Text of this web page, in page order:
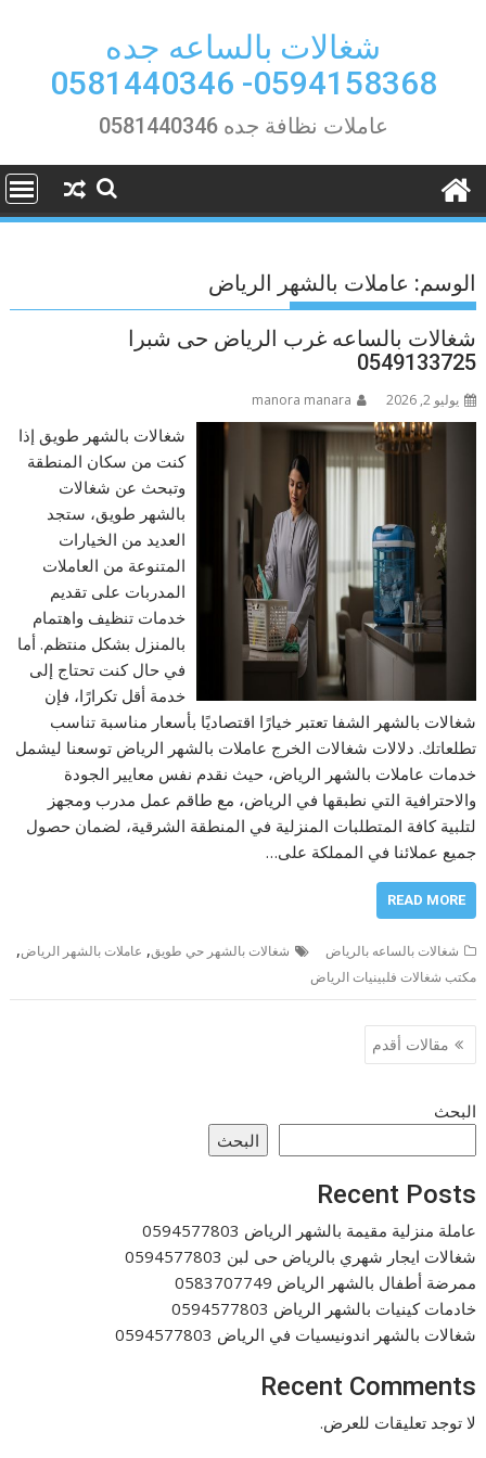
شغالات بالساعه جده
0594158368- 0581440346
عاملات نظافة جده 0581440346
الوسم: عاملات بالشهر الرياض
شغالات بالساعه غرب الرياض حى شبرا
0549133725
يوليو 2, 2026 manora manara
شغالات بالشهر طويق إذا
كنت من سكان المنطقة
وتبحث عن شغالات
بالشهر طويق، ستجد
العديد من الخيارات
المتنوعة من العاملات
المدربات على تقديم
خدمات تنظيف واهتمام
بالمنزل بشكل منتظم. أما
في حال كنت تحتاج إلى
خدمة أقل تكرارًا، فإن
شغالات بالشهر الشفا تعتبر خيارًا اقتصاديًا بأسعار مناسبة تناسب
تطلعاتك. دلالات شغالات الخرج عاملات بالشهر الرياض توسعنا ليشمل
خدمات عاملات بالشهر الرياض، حيث نقدم نفس معايير الجودة
والاحترافية التي نطبقها في الرياض، مع طاقم عمل مدرب ومجهز
لتلبية كافة المتطلبات المنزلية في المنطقة الشرقية، لضمان حصول
جميع عملائنا في المملكة على…
READ MORE
شغالات بالساعه بالرياض شغالات بالشهر حي طويق, عاملات بالشهر الرياض,
مكتب شغالات فلبينيات الرياض
تصفّح
المقالات
مقالات أقدم
البحث
البحث
Recent Posts
عاملة منزلية مقيمة بالشهر الرياض 0594577803
شغالات ايجار شهري بالرياض حى لبن 0594577803
ممرضة أطفال بالشهر الرياض 0583707749
خادمات كينيات بالشهر الرياض 0594577803
شغالات بالشهر اندونيسيات في الرياض 0594577803
Recent Comments
لا توجد تعليقات للعرض.